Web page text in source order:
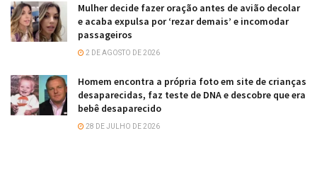
Mulher decide fazer oração antes de avião decolar
e acaba expulsa por ‘rezar demais’ e incomodar
passageiros
2 DE AGOSTO DE 2026
Homem encontra a própria foto em site de crianças
desaparecidas, faz teste de DNA e descobre que era
bebê desaparecido
28 DE JULHO DE 2026